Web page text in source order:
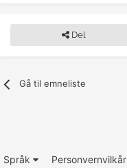
Del
Gå til emneliste
Språk Personvernvilkår